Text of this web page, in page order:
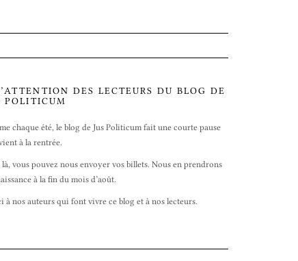
DES LECTEURS DU BLOG DE
POLITICUM
chaque été, le blog de Jus Politicum fait une courte pause
à la rentrée.
là, vous pouvez nous envoyer vos billets. Nous en prendrons
à la fin du mois d’août.
à nos auteurs qui font vivre ce blog et à nos lecteurs.